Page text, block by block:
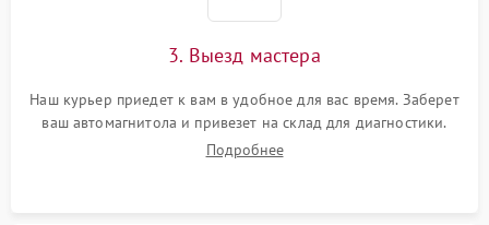
3. Выезд мастера
Наш курьер приедет к вам в удобное для вас время. Заберет
ваш автомагнитола и привезет на склад для диагностики.
Подробнее